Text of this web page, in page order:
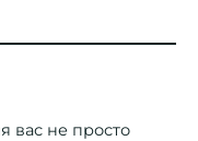
вас не просто